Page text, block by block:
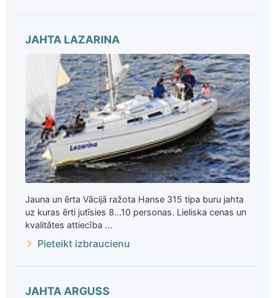
JAHTA LAZARINA
Jauna un ērta Vācijā ražota Hanse 315 tipa buru jahta
uz kuras ērti jutīsies 8...10 personas. Lieliska cenas un
kvalitātes attiecība ...
Pieteikt izbraucienu
JAHTA ARGUSS